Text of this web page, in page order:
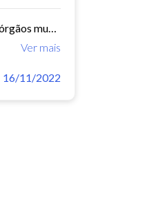
O Núcleo de Insalubridade tem como objetivo emitir pareceres técnicos coletivos de salubridade dos órgãos municipais e pareceres técnicos individuais dos servidores que postulem...
Ver mais
16/11/2022